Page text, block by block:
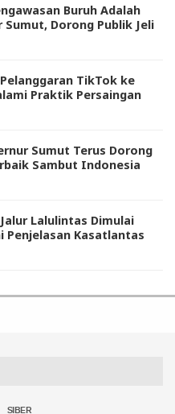
Buruh Adalah
Sumut, Dorong Publik Jeli
TikTok ke
Praktik Persaingan
Sumut Terus Dorong
Sambut Indonesia
Lalulintas Dimulai
Penjelasan Kasatlantas
SIBER